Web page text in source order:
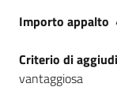
Importo appalto
Criterio di
vantaggiosa